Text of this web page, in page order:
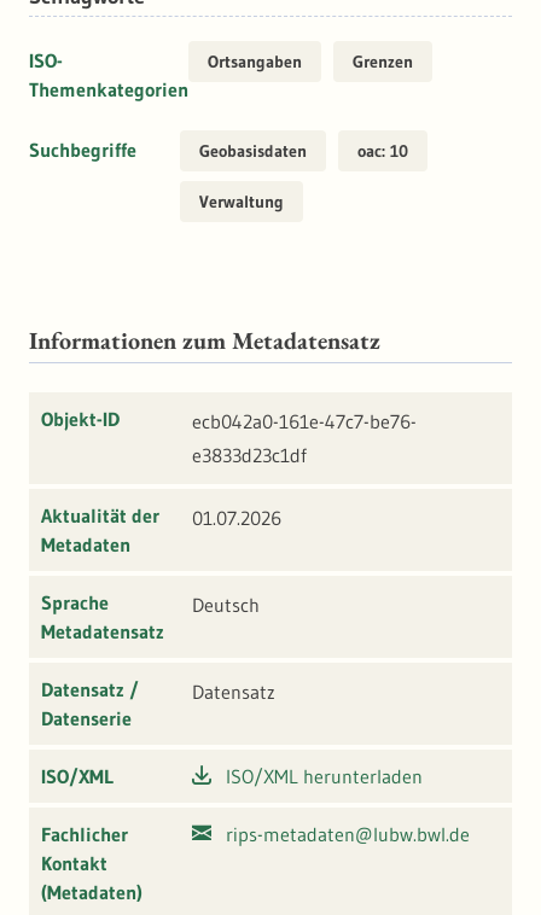
ISO-
Themenkategorien
Ortsangaben Grenzen
Suchbegriffe Geobasisdaten oac: 10
Verwaltung
Informationen zum Metadatensatz
Objekt-ID
ecb042a0-161e-47c7-be76-
e3833d23c1df
Aktualität der
Metadaten
01.07.2026
Sprache
Metadatensatz
Deutsch
Datensatz /
Datenserie
Datensatz
ISO/XML ISO/XML herunterladen
Fachlicher
Kontakt
(Metadaten)
rips-metadaten@lubw.bwl.de